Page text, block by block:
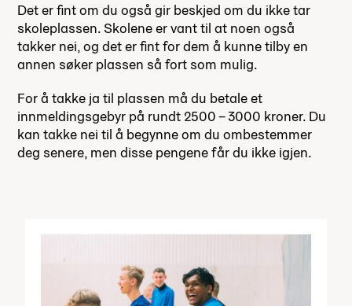
Det er fint om du også gir beskjed om du ikke tar
skoleplassen. Skolene er vant til at noen også
takker nei, og det er fint for dem å kunne tilby en
annen søker plassen så fort som mulig.
For å takke ja til plassen må du betale et
innmeldingsgebyr på rundt 2500 – 3000 kroner. Du
kan takke nei til å begynne om du ombestemmer
deg senere, men disse pengene får du ikke igjen.